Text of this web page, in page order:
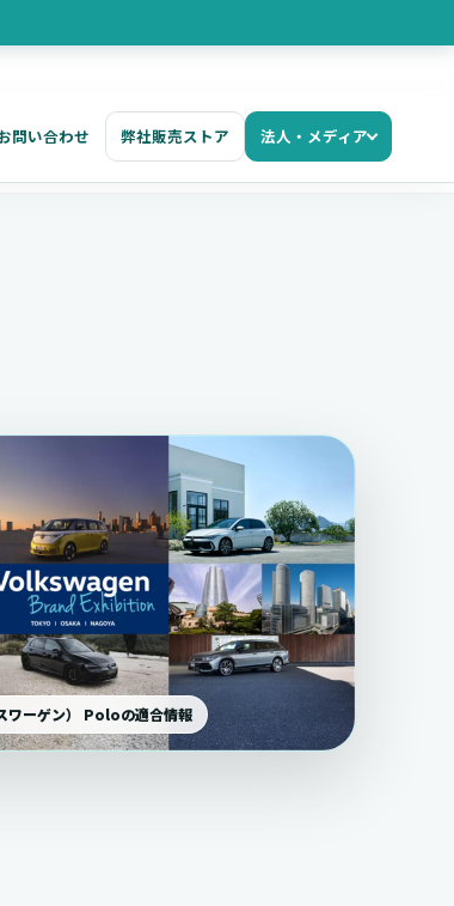
問い合わせ 弊社販売ストア
法人・メディア
ーゲン） Poloの適合情報